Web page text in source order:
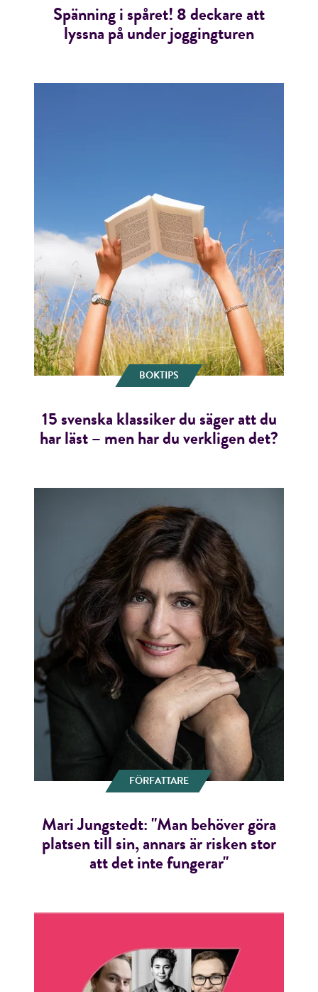
Spänning i spåret! 8 deckare att
lyssna på under joggingturen
BOKTIPS
15 svenska klassiker du säger att du
har läst – men har du verkligen det?
FÖRFATTARE
Mari Jungstedt: "Man behöver göra
platsen till sin, annars är risken stor
att det inte fungerar"